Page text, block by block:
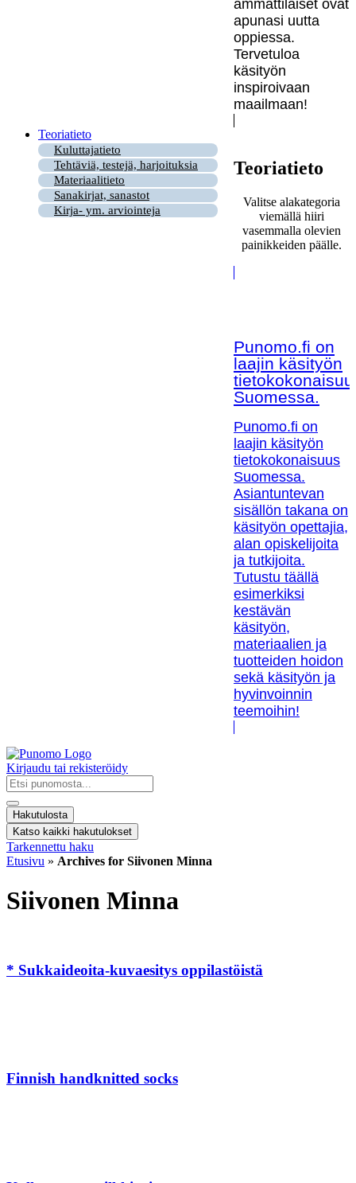
ammattilaiset ovat
apunasi uutta
oppiessa.
Tervetuloa
käsityön
inspiroivaan
maailmaan!
Teoriatieto
Kuluttajatieto
Tehtäviä, testejä, harjoituksia
Materiaalitieto
Sanakirjat, sanastot
Kirja- ym. arviointeja
Teoriatieto
Valitse alakategoria
viemällä hiiri
vasemmalla olevien
painikkeiden päälle.
Punomo.fi on
laajin käsityön
Suomessa.
Punomo.fi on
laajin käsityön
tietokokonaisuus
Suomessa.
Asiantuntevan
sisällön takana on
käsityön opettajia,
alan opiskelijoita
ja tutkijoita.
Tutustu täällä
esimerkiksi
kestävän
käsityön,
materiaalien ja
tuotteiden hoidon
sekä käsityön ja
hyvinvoinnin
teemoihin!
Kirjaudu tai rekisteröidy
Search
...
Hakutulosta
Katso kaikki hakutulokset
Tarkennettu haku
Etusivu » Archives for Siivonen Minna
Siivonen Minna
* Sukkaideoita-kuvaesitys oppilastöistä
Finnish handknitted socks